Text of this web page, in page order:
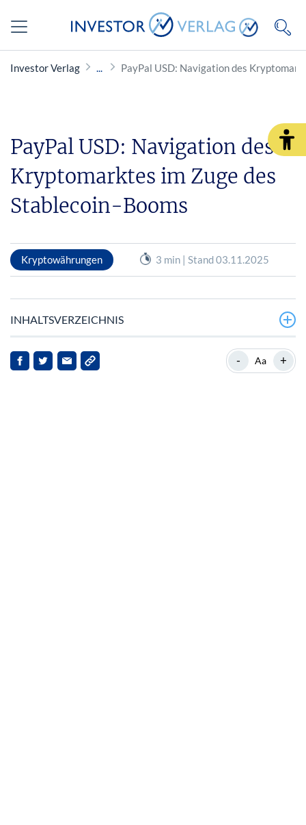
Investor Verlag PayPal USD: Navigation des
PayPal USD: Navigation des
Kryptomarktes im Zuge des
Stablecoin-Booms
Kryptowährungen 3 min | Stand 03.11.2025
INHALTSVERZEICHNIS
Marktüberblick
- Aa +